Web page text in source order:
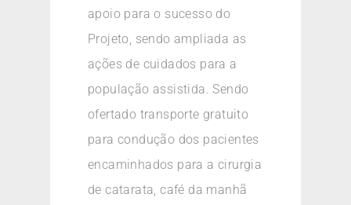
apoio para o sucesso do
Projeto, sendo ampliada as
ações de cuidados para a
população assistida. Sendo
ofertado transporte gratuito
para condução dos pacientes
encaminhados para a cirurgia
de catarata, café da manhã